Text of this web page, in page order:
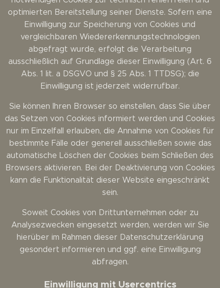
optimierten Bereitstellung seiner Dienste. Sofern eine
Einwilligung zur Speicherung von Cookies und
vergleichbaren Wiedererkennungstechnologien
abgefragt wurde, erfolgt die Verarbeitung
ausschließlich auf Grundlage dieser Einwilligung (Art. 6
Abs. 1 lit. a DSGVO und § 25 Abs. 1 TTDSG); die
Einwilligung ist jederzeit widerrufbar.
Sie können Ihren Browser so einstellen, dass Sie über
das Setzen von Cookies informiert werden und Cookies
nur im Einzelfall erlauben, die Annahme von Cookies für
bestimmte Fälle oder generell ausschließen sowie das
automatische Löschen der Cookies beim Schließen des
Browsers aktivieren. Bei der Deaktivierung von Cookies
kann die Funktionalität dieser Website eingeschränkt
sein.
Soweit Cookies von Drittunternehmen oder zu
Analysezwecken eingesetzt werden, werden wir Sie
hierüber im Rahmen dieser Datenschutzerklärung
gesondert informieren und ggf. eine Einwilligung
abfragen.
Einwilligung mit Usercentrics